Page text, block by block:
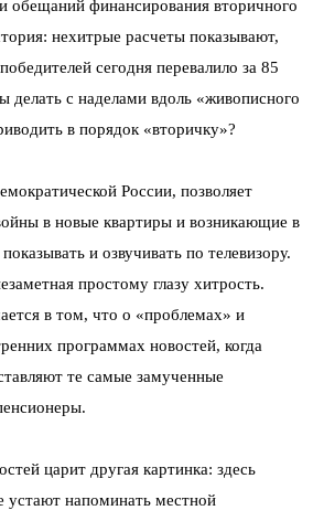
обещаний финансирования вторичного
нехитрые расчеты показывают,
сегодня перевалило за 85
делать с наделами вдоль «живописного
в порядок «вторичку»?
России, позволяет
в новые квартиры и возникающие в
и озвучивать по телевизору.
простому глазу хитрость.
в том, что о «проблемах» и
программах новостей, когда
те самые замученные
царит другая картинка: здесь
устают напоминать местной